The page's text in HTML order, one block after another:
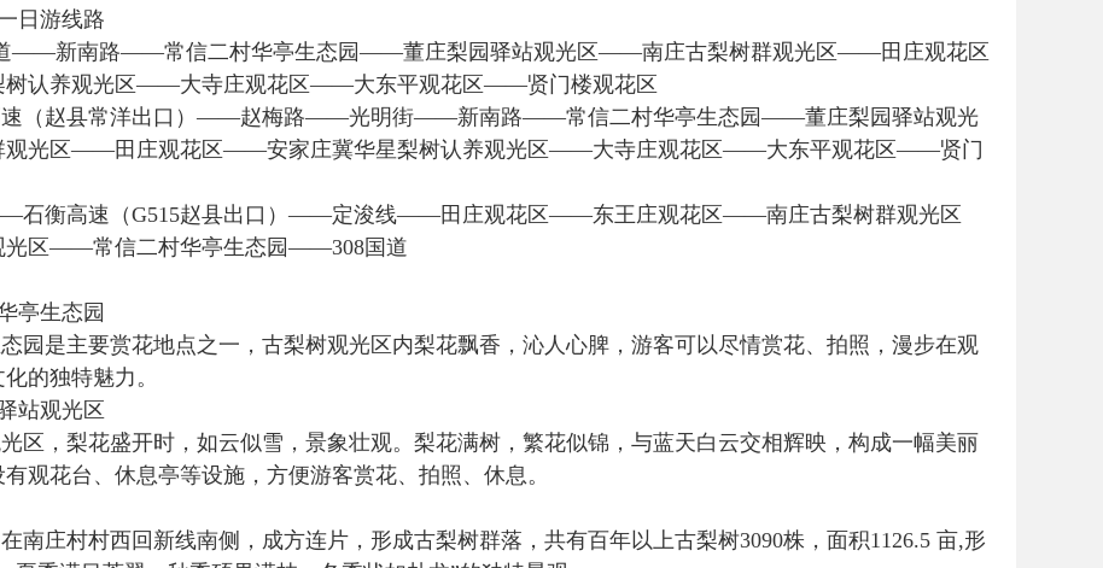
日游线路
——新南路——常信二村华亭生态园——董庄梨园驿站观光区——南庄古梨树群观光区——田庄观花区
认养观光区——大寺庄观花区——大东平观花区——贤门楼观花区
速（赵县常洋出口）——赵梅路——光明街——新南路——常信二村华亭生态园——董庄梨园驿站观光
光区——田庄观花区——安家庄冀华星梨树认养观光区——大寺庄观花区——大东平观花区——贤门
石衡高速（G515赵县出口）——定浚线——田庄观花区——东王庄观花区——南庄古梨树群观光区
区——常信二村华亭生态园——308国道
亭生态园
园是主要赏花地点之一，古梨树观光区内梨花飘香，沁人心脾，游客可以尽情赏花、拍照，漫步在观
的独特魅力。
站观光区
区，梨花盛开时，如云似雪，景象壮观。梨花满树，繁花似锦，与蓝天白云交相辉映，构成一幅美丽
观花台、休息亭等设施，方便游客赏花、拍照、休息。
南庄村村西回新线南侧，成方连片，形成古梨树群落，共有百年以上古梨树3090株，面积1126.5 亩,形